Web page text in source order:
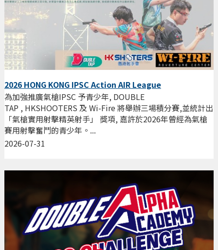
2026 HONG KONG IPSC Action AIR League
2026-07-31
為加強推廣氣槍IPSC 予青少年, DOUBLE
TAP , HKSHOOTERS 及 Wi-Fire 將舉辦三場積分賽,並統計出
「氣槍實用射擊精英射手」 獎項, 嘉許於2026年曾經為氣槍
賽用射擊奮鬥的青少年。...